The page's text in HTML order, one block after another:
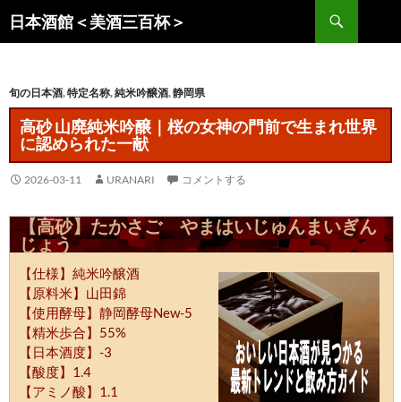
ン
ツ
キ
ッ
日本酒館＜美酒三百杯＞
索
旬の日本酒,特定名称,純米吟醸酒,静岡県
高砂 山廃純米吟醸｜桜の女神の門前で生まれ世界
に認められた一献
2026-03-11 URANARI コメントする
【高砂】たかさご やまはいじゅんまいぎん
じょう
【仕様】純米吟醸酒
【原料米】山田錦
【使用酵母】静岡酵母New-5
【精米歩合】55%
【日本酒度】-3
【酸度】1.4
【アミノ酸】1.1